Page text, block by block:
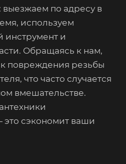
по адресу в
используем
инструмент и
Обращаясь к нам,
повреждения резьбы
что часто случается
вмешательстве.
сэкономит ваши